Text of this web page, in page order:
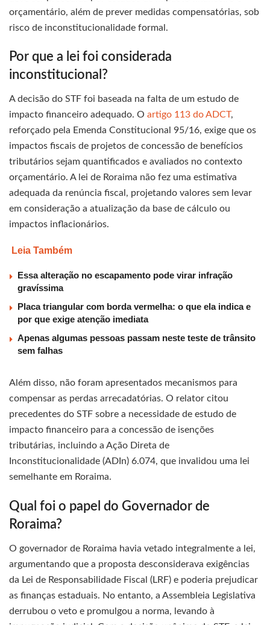
orçamentário, além de prever medidas compensatórias, sob
risco de inconstitucionalidade formal.
Por que a lei foi considerada
inconstitucional?
A decisão do STF foi baseada na falta de um estudo de
impacto financeiro adequado. O artigo 113 do ADCT,
reforçado pela Emenda Constitucional 95/16, exige que os
impactos fiscais de projetos de concessão de benefícios
tributários sejam quantificados e avaliados no contexto
orçamentário. A lei de Roraima não fez uma estimativa
adequada da renúncia fiscal, projetando valores sem levar
em consideração a atualização da base de cálculo ou
impactos inflacionários.
Leia Também
Essa alteração no escapamento pode virar infração
gravíssima
Placa triangular com borda vermelha: o que ela indica e
por que exige atenção imediata
Apenas algumas pessoas passam neste teste de trânsito
sem falhas
Além disso, não foram apresentados mecanismos para
compensar as perdas arrecadatórias. O relator citou
precedentes do STF sobre a necessidade de estudo de
impacto financeiro para a concessão de isenções
tributárias, incluindo a Ação Direta de
Inconstitucionalidade (ADIn) 6.074, que invalidou uma lei
semelhante em Roraima.
Qual foi o papel do Governador de
Roraima?
O governador de Roraima havia vetado integralmente a lei,
argumentando que a proposta desconsiderava exigências
da Lei de Responsabilidade Fiscal (LRF) e poderia prejudicar
as finanças estaduais. No entanto, a Assembleia Legislativa
derrubou o veto e promulgou a norma, levando à